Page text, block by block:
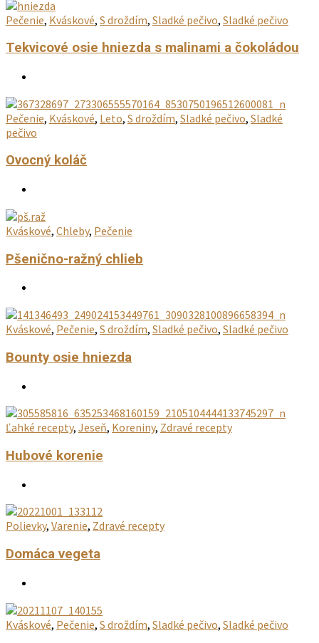
Pečenie, Kváskové, Chleby,Slané pečivo
Tekvicové chlebové bagety
Pečenie, Jeseň,Iné dezerty a sladké
Tekvicový perník
Pečenie,Kváskové ,S droždím
Tekvicové osie hniezda s malinami a čokoládou
Pečenie,Kváskové Leto,S droždím,Sladké pečivo,Sladké
Ovocný koláč
Chleby Pečenie
Pšenično-ražný chlieb
Kváskové Pečenie , Sladké pečivo
Bounty osie hniezda
Ľahké recepty,Jeseň,Koreniny,Zdravé recepty